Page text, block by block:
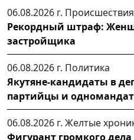
06.08.2026 г. Происшествия
Рекордный штраф:
застройщика
06.08.2026 г. Политика
Якутяне-кандидаты в
партийцы и
06.08.2026 г. Желтые
Фигурант громкого